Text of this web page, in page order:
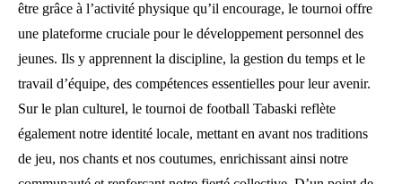
être grâce à l’activité physique qu’il encourage, le tournoi offre
une plateforme cruciale pour le développement personnel des
jeunes. Ils y apprennent la discipline, la gestion du temps et le
travail d’équipe, des compétences essentielles pour leur avenir.
Sur le plan culturel, le tournoi de football Tabaski reflète
également notre identité locale, mettant en avant nos traditions
de jeu, nos chants et nos coutumes, enrichissant ainsi notre